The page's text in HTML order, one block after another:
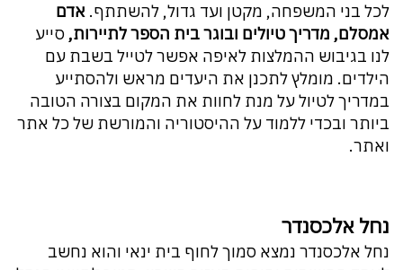
לכל בני המשפחה, מקטן ועד גדול, להשתתף. אדם
אמסלם, מדריך טיולים ובוגר בית הספר לתיירות, סייע
לנו בגיבוש ההמלצות לאיפה אפשר לטייל בשבת עם
הילדים. מומלץ לתכנן את היעדים מראש ולהסתייע
במדריך לטיול על מנת לחוות את המקום בצורה הטובה
ביותר ובכדי ללמוד על ההיסטוריה והמורשת של כל אתר
ואתר.
נחל אלכסנדר
נחל אלכסנדר נמצא סמוך לחוף בית ינאי והוא נחשב